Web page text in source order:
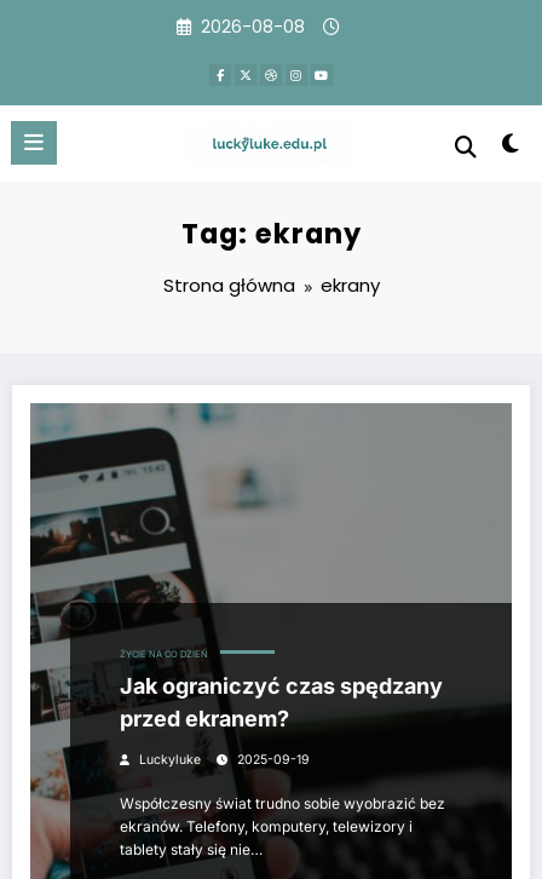
2026-08-08
Tag: ekrany
Strona główna ekrany
ŻYCIE NA CO DZIEŃ
Jak ograniczyć czas spędzany
przed ekranem?
Luckyluke 2025-09-19
Współczesny świat trudno sobie wyobrazić bez
ekranów. Telefony, komputery, telewizory i
tablety stały się nie…